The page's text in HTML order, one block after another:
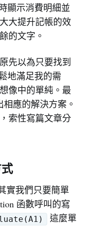
顯示消費明細並
大提升記帳的效
的文字。
先以為只要找到
地滿足我的需
像中的單純。最
應的解決方案。
索性寫篇文章分
實我們只要簡單
函數呼叫的寫
這麼單